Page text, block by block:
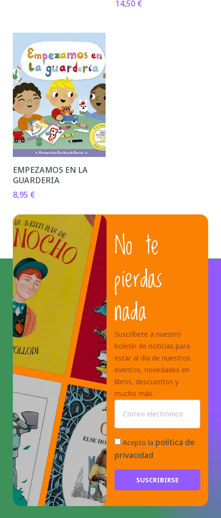
14,50 €
EMPEZAMOS EN LA
GUARDERIA
8,95 €
No te
pierdas
nada
Suscríbete a nuestro
boletín de noticias para
estar al día de nuestros
eventos, novedades en
libros, descuentos y
mucho más.
Acepto la política de
privacidad
SUSCRIBIRSE